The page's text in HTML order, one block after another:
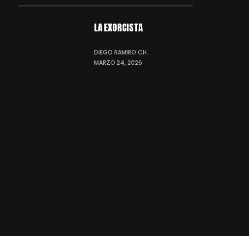
LA EXORCISTA
DIEGO RAMIRO CH.
MARZO 24, 2026